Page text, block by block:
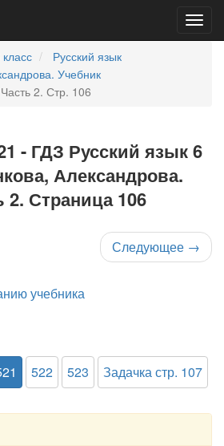
Русский язык
Учебник
2. Стр. 106
- ГДЗ Русский язык 6
Александрова.
2. Страница 106
Следующее →
учебника
522 523 Задачка стр. 107